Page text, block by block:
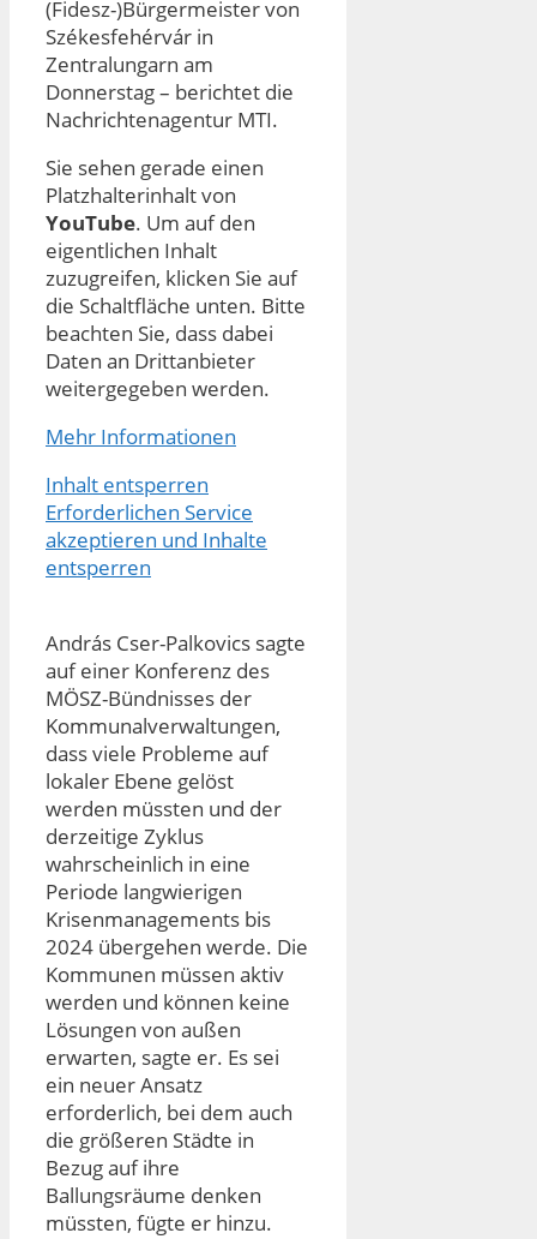
(Fidesz-)Bürgermeister von
Székesfehérvár in
Zentralungarn am
Donnerstag – berichtet die
Nachrichtenagentur MTI.
Sie sehen gerade einen
Platzhalterinhalt von
YouTube. Um auf den
eigentlichen Inhalt
zuzugreifen, klicken Sie auf
die Schaltfläche unten. Bitte
beachten Sie, dass dabei
Daten an Drittanbieter
weitergegeben werden.
Mehr Informationen
Inhalt entsperren
Erforderlichen Service
akzeptieren und Inhalte
entsperren
András Cser-Palkovics sagte
auf einer Konferenz des
MÖSZ-Bündnisses der
Kommunalverwaltungen,
dass viele Probleme auf
lokaler Ebene gelöst
werden müssten und der
derzeitige Zyklus
wahrscheinlich in eine
Periode langwierigen
Krisenmanagements bis
2024 übergehen werde. Die
Kommunen müssen aktiv
werden und können keine
Lösungen von außen
erwarten, sagte er. Es sei
ein neuer Ansatz
erforderlich, bei dem auch
die größeren Städte in
Bezug auf ihre
Ballungsräume denken
müssten, fügte er hinzu.